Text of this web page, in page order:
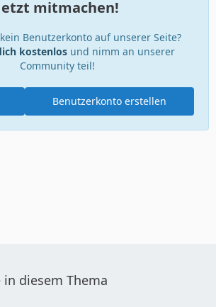
mitmachen!
Benutzerkonto auf unserer Seite?
kostenlos und nimm an unserer
Community teil!
Benutzerkonto erstellen
diesem Thema